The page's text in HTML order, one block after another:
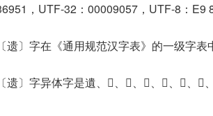
，UTF-32：00009057，UTF-8：E9
〔遗〕字在《通用规范汉字表》的一级字表
〔遗〕字异体字是遺、𧸃、𧸯、𧸽、𨖽、𨗔、𨗭、